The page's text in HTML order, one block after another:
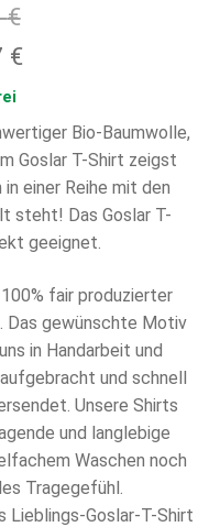
€Ursprünglicher
Preis
26,90 €
€Aktueller
ist:
22,87 €.
Bio-Baumwolle,
Goslar T-Shirt zeigst
einer Reihe mit den
steht! Das Goslar T-
geeignet.
fair produzierter
Das gewünschte Motiv
in Handarbeit und
und schnell
Unsere Shirts
und langlebige
Waschen noch
Tragegefühl.
Lieblings-Goslar-T-Shirt